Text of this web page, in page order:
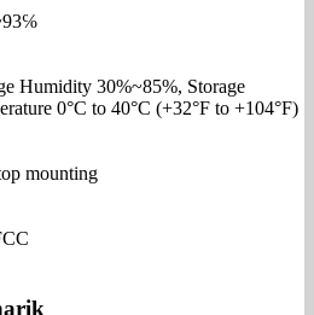
Humidity 30%~85%, Storage
0°C to 40°C (+32°F to +104°F)
mounting